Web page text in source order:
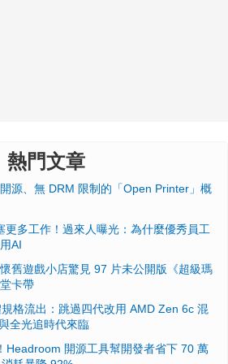
熱門文章
源、無 DRM 限制的「Open Printer」概
更多工作！過來人曝光：為什麼優秀員工
AI
舊遊戲小店驚見 97 片未公開版《超級瑪
卡帶
格流出：跳過四代改用 AMD Zen 6c 混
全光追時代來臨
Headroom 開源工具幫開發者省下 70 萬